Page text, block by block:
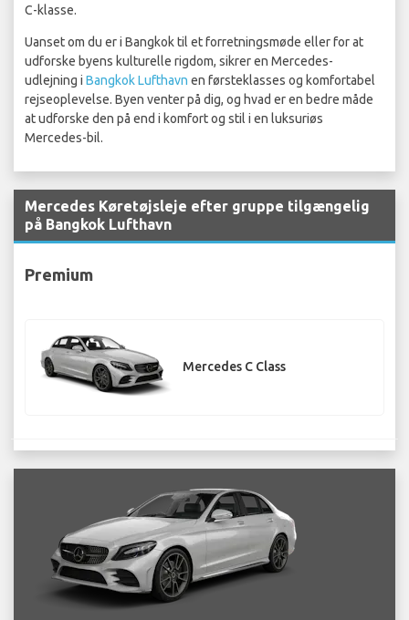
C-klasse.
Uanset om du er i Bangkok til et forretningsmøde eller for at
udforske byens kulturelle rigdom, sikrer en Mercedes-
udlejning i Bangkok Lufthavn en førsteklasses og komfortabel
rejseoplevelse. Byen venter på dig, og hvad er en bedre måde
at udforske den på end i komfort og stil i en luksuriøs
Mercedes-bil.
Mercedes Køretøjsleje efter gruppe tilgængelig
på Bangkok Lufthavn
Premium
Mercedes C Class